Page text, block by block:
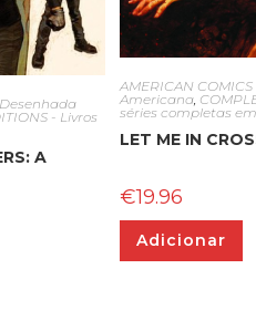
- Livros
A
AMERICAN
Americana,
séries completas
LET ME IN
€19.96
Adicionar